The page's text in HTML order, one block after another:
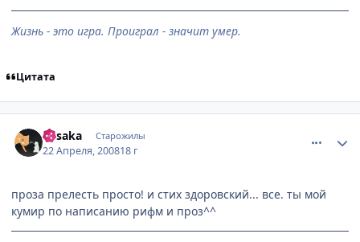
Жизнь - это игра. Проиграл - значит умер.
Цитата
Misaka Старожилы
22 Апреля, 200818 г
проза прелесть просто! и стих здоровский... все. ты мой
кумир по написанию рифм и проз^^